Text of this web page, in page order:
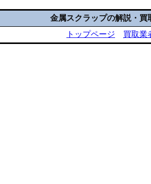
金属スクラップの解説・買
トップページ
買取業